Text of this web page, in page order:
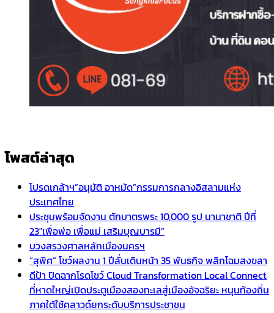
โพสต์ล่าสุด
โปรดเกล้าฯ”อนุมัติ อาหมัด”กรรมการกลางอิสลามแห่ง
ประเทศไทย
ประชุมพร้อมจัดงาน ตักบาตรพระ 10,000 รูป นานาชาติ ปีที่
23″เพื่อพ่อ เพื่อแม่ เสริมบุญบารมี”
บวงสรวงศาลหลักเมืองนครฯ
“สุพิศ” โชว์ผลงาน 1 ปีลั่นเดินหน้า 35 พันธกิจ พลิกโฉมสงขลา
ดีป้า ปิดฉากโรดโชว์ Cloud Transformation Local Connect
ที่หาดใหญ่เปิดประตูเมืองสองทะเลสู่เมืองอัจฉริยะ หนุนท้องถิ่น
ภาคใต้ใช้คลาวด์ยกระดับบริการประชาชน